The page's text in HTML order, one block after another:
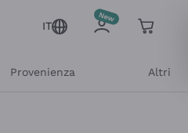
IT
Provenienza Altri